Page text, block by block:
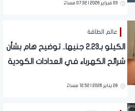
03 فبراير 2026 | 07:32 مساءً
عالم الطاقة
الكيلو بـ2.23 جنيها.. توضيح هام بشأن
شرائح الكهرباء في العدادات الكودية
28 يناير 2026 | 12:52 مساءً